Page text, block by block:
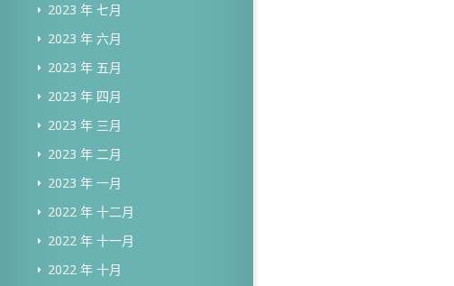
2023 年 七月
2023 年 六月
2023 年 五月
2023 年 四月
2023 年 三月
2023 年 二月
2023 年 一月
2022 年 十二月
2022 年 十一月
2022 年 十月